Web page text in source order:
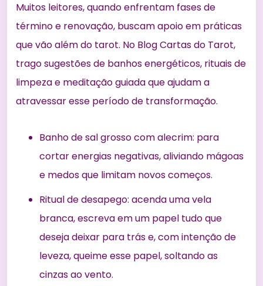
Muitos leitores, quando enfrentam fases de
término e renovação, buscam apoio em práticas
que vão além do tarot. No Blog Cartas do Tarot,
trago sugestões de banhos energéticos, rituais de
limpeza e meditação guiada que ajudam a
atravessar esse período de transformação.
Banho de sal grosso com alecrim: para
cortar energias negativas, aliviando mágoas
e medos que limitam novos começos.
Ritual de desapego: acenda uma vela
branca, escreva em um papel tudo que
deseja deixar para trás e, com intenção de
leveza, queime esse papel, soltando as
cinzas ao vento.